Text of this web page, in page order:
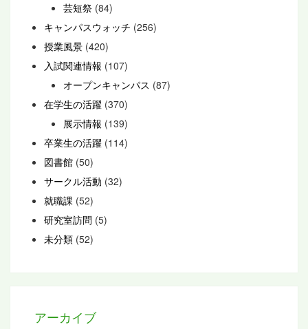
芸短祭 (84)
キャンパスウォッチ (256)
授業風景 (420)
入試関連情報 (107)
オープンキャンパス (87)
在学生の活躍 (370)
展示情報 (139)
卒業生の活躍 (114)
図書館 (50)
サークル活動 (32)
就職課 (52)
研究室訪問 (5)
未分類 (52)
アーカイブ